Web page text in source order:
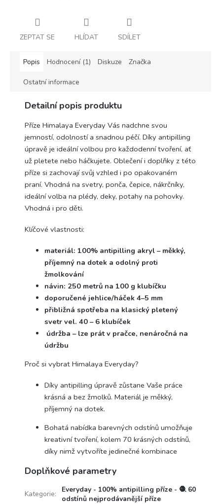
ZEPTAT SE HLÍDAT SDÍLET
Popis Hodnocení (1) Diskuze Značka
Ostatní informace
Detailní popis produktu
Příze Himalaya Everyday Vás nadchne svou
jemností, odolností a snadnou péčí. Díky antipilling
úpravě je ideální volbou pro každodenní tvoření, ať
už pletete nebo háčkujete. Oblečení i doplňky z této
příze si zachovají svůj vzhled i po opakovaném
praní. Vhodná na svetry, ponča, čepice, nákrčníky,
ideální volba na plédy, deky, potahy na pohovky.
Vhodná i pro děti.
Klíčové vlastnosti:
materiál: 100% antipilling akryl – měkký,
příjemný na dotek a odolný proti
žmolkování
návin: 250 metrů na 100 g klubíčku
doporučené jehlice/háček 4–5 mm
přibližná spotřeba na klasický pletený
svetr vel. 40 – 6 klubíček
údržba – lze prát v pračce, nenáročná na
údržbu
Proč si vybrat Himalaya Everyday?
Díky antipilling úpravě zůstane Vaše práce
krásná a bez žmolků. Materiál je měkký,
příjemný na dotek.
Bohatá nabídka barevných odstínů umožňuje
kreativní tvoření, kolem 70 krásných odstínů,
díky nimž vytvoříte jedinečné kombinace
Doplňkové parametry
Kategorie:
Everyday - 100% antipilling příze - 🧶 60
odstínů nejprodávanější příze